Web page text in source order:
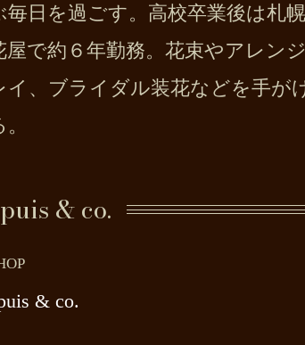
毎日を過ごす。高校卒業後は札
屋で約６年勤務。花束やアレン
イ、ブライダル装花などを手が
& co.
& co.